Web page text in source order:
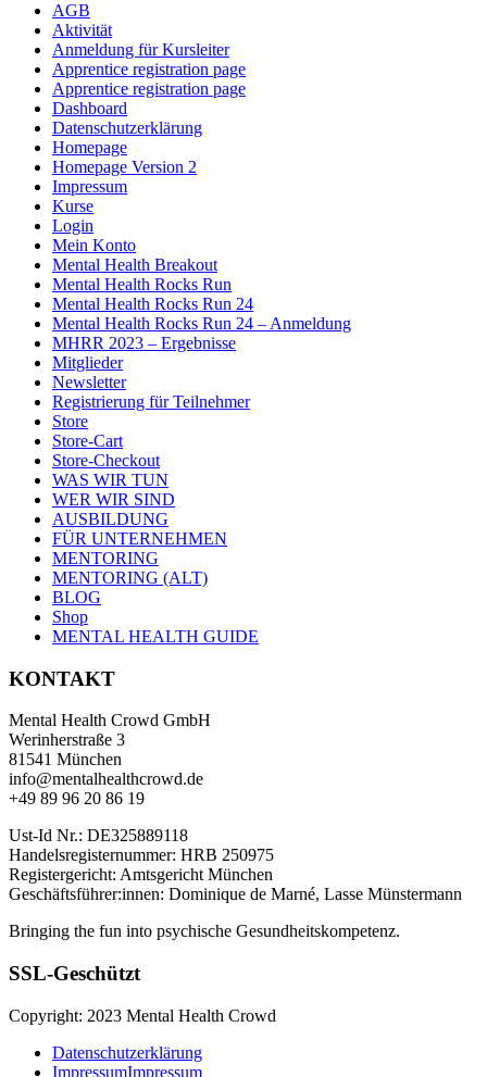
AGB
Aktivität
Anmeldung für Kursleiter
Apprentice registration page
Apprentice registration page
Dashboard
Datenschutzerklärung
Homepage
Homepage Version 2
Impressum
Kurse
Login
Mein Konto
Mental Health Breakout
Mental Health Rocks Run
Mental Health Rocks Run 24
Mental Health Rocks Run 24 – Anmeldung
MHRR 2023 – Ergebnisse
Mitglieder
Newsletter
Registrierung für Teilnehmer
Store
Store-Cart
Store-Checkout
WAS WIR TUN
WER WIR SIND
AUSBILDUNG
FÜR UNTERNEHMEN
MENTORING
MENTORING (ALT)
BLOG
Shop
MENTAL HEALTH GUIDE
KONTAKT
Mental Health Crowd GmbH
Werinherstraße 3
81541 München
info@mentalhealthcrowd.de
+49 89 96 20 86 19
Ust-Id Nr.: DE325889118
Handelsregisternummer: HRB 250975
Registergericht: Amtsgericht München
Geschäftsführer:innen: Dominique de Marné, Lasse Münstermann
Bringing the fun into psychische Gesundheitskompetenz.
SSL-Geschützt
Copyright: 2023 Mental Health Crowd
Datenschutzerklärung
ImpressumImpressum